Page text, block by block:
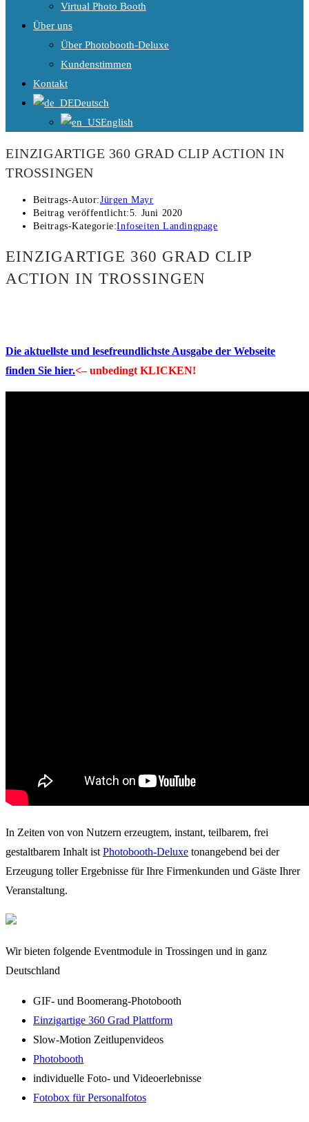
Virtual Photo Booth
Über uns
Über Photobooth-Deluxe
Kundenstimmen
Kontakt
Deutsch
English
EINZIGARTIGE 360 GRAD CLIP ACTION IN
TROSSINGEN
Beitrags-Autor:Jürgen Mayr
Beitrag veröffentlicht:5. Juni 2020
Beitrags-Kategorie:Infoseiten Landingpage
EINZIGARTIGE 360 GRAD CLIP
ACTION IN TROSSINGEN
Die aktuellste und lesefreundlichste Ausgabe der Webseite
finden Sie hier.<– unbedingt KLICKEN!
In Zeiten von von Nutzern erzeugtem, instant, teilbarem, frei
gestaltbarem Inhalt ist Photobooth-Deluxe tonangebend bei der
Erzeugung toller Ergebnisse für Ihre Firmenkunden und Gäste Ihrer
Veranstaltung.
Wir bieten folgende Eventmodule in Trossingen und in ganz
Deutschland
GIF- und Boomerang-Photobooth
Einzigartige 360 Grad Plattform
Slow-Motion Zeitlupenvideos
Photobooth
individuelle Foto- und Videoerlebnisse
Fotobox für Personalfotos